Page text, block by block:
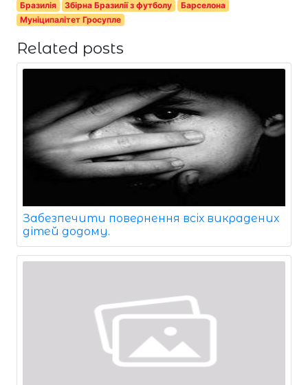
Бразилія Збірна Бразилії з футболу
Барселона
Муніципалітет Гросупле
Related posts
Забезпечити повернення всіх викрадених
дітей додому.